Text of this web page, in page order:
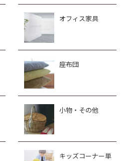
オフィス家具
座布団
小物・その他
キッズコーナー単